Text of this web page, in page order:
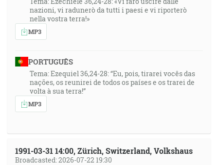
nazioni, vi radunerò da tutti i paesi e vi riporterò
nella vostra terra!»
MP3
PORTUGUÊS
Tema: Ezequiel 36,24-28: “Eu, pois, tirarei vocês das
nações, os reunirei de todos os países e os trarei de
volta à sua terra!”
MP3
1991-03-31 14:00, Zürich, Switzerland, Volkshaus
Broadcasted: 2026-07-22 19:30